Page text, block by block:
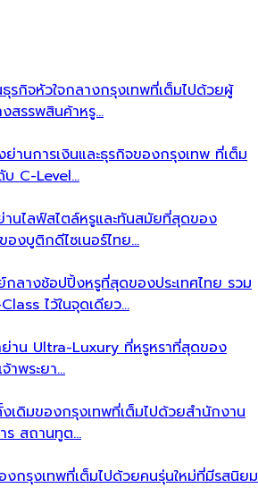
รกิจหัวใจกลางกรุงเทพที่เต็มไปด้วยผู้
สรรพสินค้าหรู…
ย่านการเงินและธุรกิจของกรุงเทพ ที่เต็ม
บ C-Level…
านไลฟ์สไตล์หรูและทันสมัยที่สุดของ
องบูติกดีไซเนอร์ไทย…
กลางช้อปปิ้งหรูที่สุดของประเทศไทย รวม
ไว้ในจุดเดียว…
ย่าน Ultra-Luxury ที่หรูหราที่สุดของ
าพระยา…
เดิมของกรุงเทพที่เต็มไปด้วยสำนักงาน
ร สถานทูต…
กรุงเทพที่เต็มไปด้วยคนรุ่นใหม่ที่มีรสนิยม